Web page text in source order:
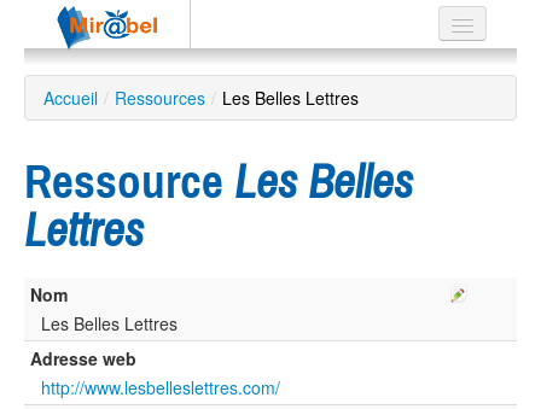
Le réseau
Soutien
Recherche
avancée
EN
ES
Accueil / Ressources / Les Belles Lettres
Ressource Les Belles
Lettres
Nom
Les Belles Lettres
Adresse web
http://www.lesbelleslettres.com/